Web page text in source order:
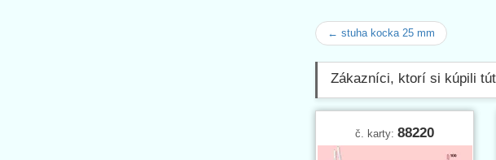
← stuha kocka 25 mm
Zákazníci, ktorí si kúpili
č. karty: 88220